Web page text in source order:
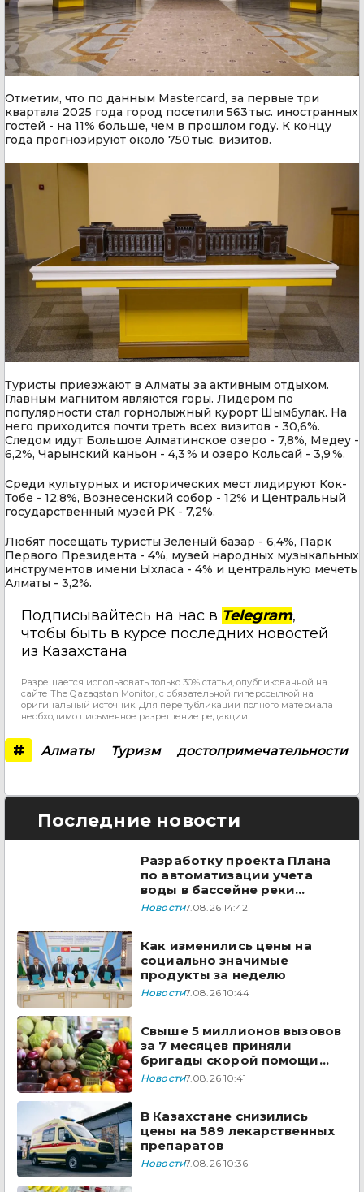
Отметим, что по данным Mastercard, за первые три
квартала 2025 года город посетили 563 тыс. иностранных
гостей - на 11% больше, чем в прошлом году. К концу
года прогнозируют около 750 тыс. визитов.
Туристы приезжают в Алматы за активным отдыхом.
Главным магнитом являются горы. Лидером по
популярности стал горнолыжный курорт Шымбулак. На
него приходится почти треть всех визитов - 30,6%.
Следом идут Большое Алматинское озеро - 7,8%, Медеу -
6,2%, Чарынский каньон - 4,3 % и озеро Кольсай - 3,9 %.
Среди культурных и исторических мест лидируют Кок-
Тобе - 12,8%, Вознесенский собор - 12% и Центральный
государственный музей РК - 7,2%.
Любят посещать туристы Зеленый базар - 6,4%, Парк
Первого Президента - 4%, музей народных музыкальных
инструментов имени Ыхласа - 4% и центральную мечеть
Алматы - 3,2%.
Подписывайтесь на нас в Telegram,
чтобы быть в курсе последних новостей
из Казахстана
Разрешается использовать только 30% статьи, опубликованной на
сайте The Qazaqstan Monitor, с обязательной гиперссылкой на
оригинальный источник. Для перепубликации полного материала
необходимо письменное разрешение редакции.
# Алматы Туризм достопримечательности
Последние новости
Разработку проекта Плана
по автоматизации учета
воды в бассейне реки
Сырдарья одобрили
Новости7.08.26 14:42
Как изменились цены на
социально значимые
продукты за неделю
Новости7.08.26 10:44
Свыше 5 миллионов вызовов
за 7 месяцев приняли
бригады скорой помощи
Казахстана
Новости7.08.26 10:41
В Казахстане снизились
цены на 589 лекарственных
препаратов
Новости7.08.26 10:36